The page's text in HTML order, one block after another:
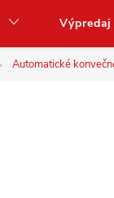
Výpredaj
Automatické